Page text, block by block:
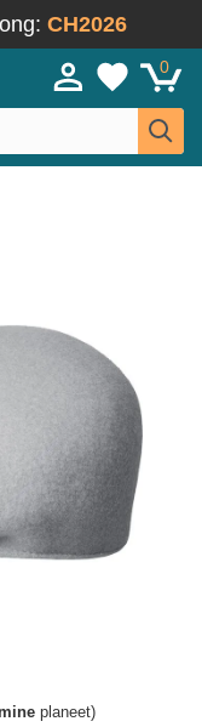
CH2026
0
planeet)